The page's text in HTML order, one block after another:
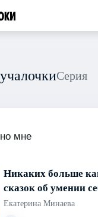
Серия
мне
Никаких больше
сказок об умении
Екатерина Минаева